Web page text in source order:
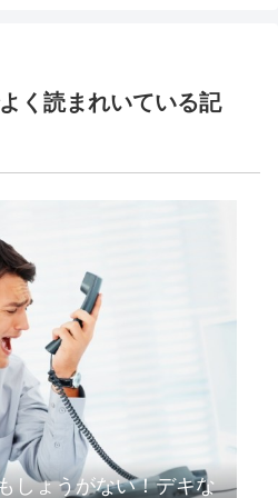
く読まれいている記
しょうがない！デキな